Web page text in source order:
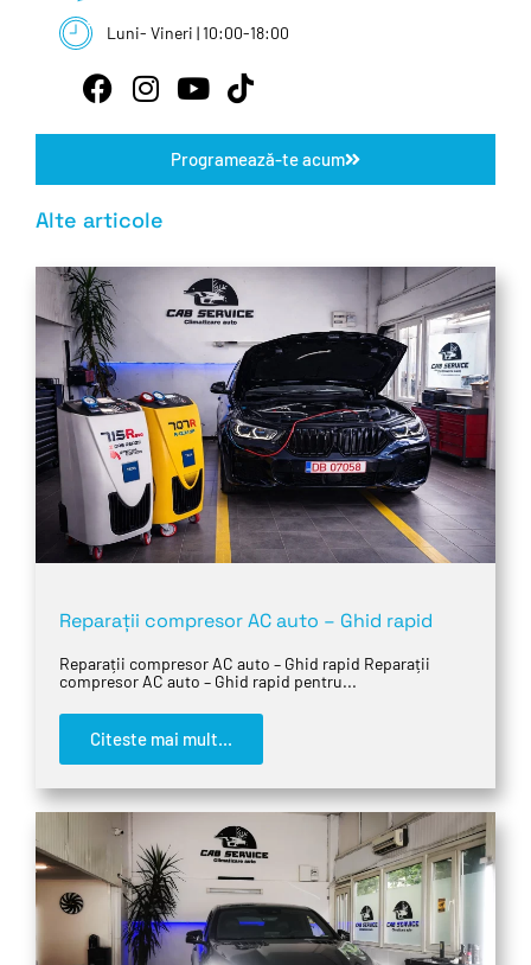
Luni- Vineri | 10:00-18:00
Programează-te acum
Alte articole
Reparații compresor AC auto – Ghid rapid
Reparații compresor AC auto – Ghid rapid Reparații
compresor AC auto – Ghid rapid pentru...
Citeste mai mult...